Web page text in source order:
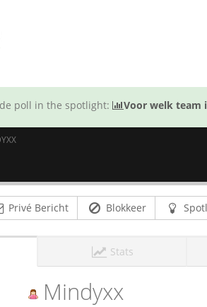
poll in the spotlight: Voor welk team
Privé Bericht Blokkeer
Stats
Mindyxx